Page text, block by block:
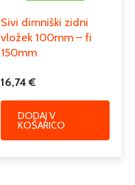
Sivi dimniški zidni
vložek 100mm – fi
150mm
16,74€
DODAJ V
KOŠARICO